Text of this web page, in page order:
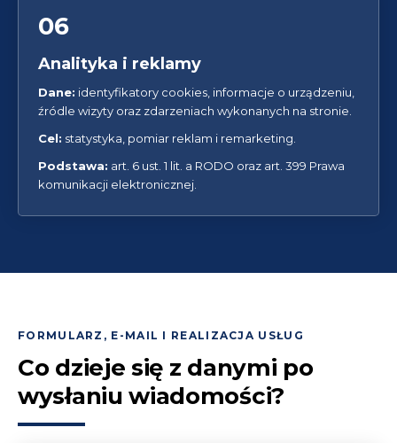
06
Analityka i reklamy
Dane: identyfikatory cookies, informacje o urządzeniu,
źródle wizyty oraz zdarzeniach wykonanych na stronie.
Cel: statystyka, pomiar reklam i remarketing.
Podstawa: art. 6 ust. 1 lit. a RODO oraz art. 399 Prawa
komunikacji elektronicznej.
FORMULARZ, E-MAIL I REALIZACJA USŁUG
Co dzieje się z danymi po
wysłaniu wiadomości?